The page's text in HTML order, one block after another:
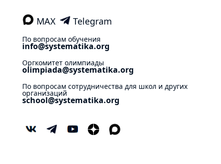
MAX Telegram
По вопросам обучения
info@systematika.org
Оргкомитет олимпиады
olimpiada@systematika.org
По вопросам сотрудничества для школ и других
организаций
school@systematika.org